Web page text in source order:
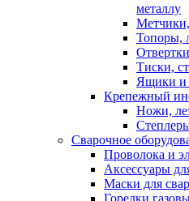
металлу
Топоры,
Отвертки
Тиски,
Ящики и
Крепежный
Ножи,
Сварочное
Проволока и
Аксессуары
Маски для
Горелки